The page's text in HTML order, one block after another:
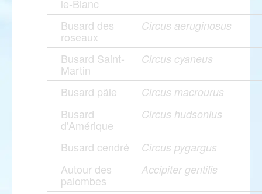
le-Blanc
Busard des
roseaux
Circus aeruginosus
Busard Saint-
Martin
Circus cyaneus
Busard pâle Circus macrourus
Busard
d'Amérique
Circus hudsonius
Busard cendré Circus pygargus
Autour des
palombes
Accipiter gentilis